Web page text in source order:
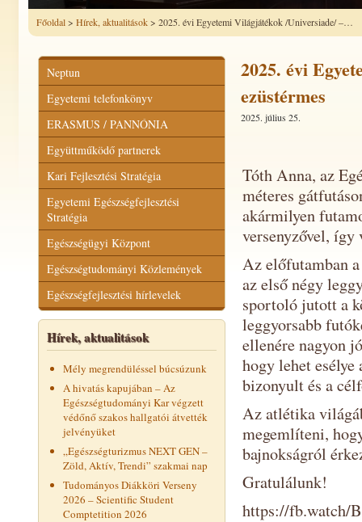
Főoldal> Hírek, aktualitások> 2025. évi Egyetemi Világjátékok /Universiade/ –…
Neptun
Egyetemi telefonkönyv
ERASMUS / PANNÓNIA
Együttműködő partnerek
Kari Fejlesztési Stratégia
Egyetemi Egészségfejlesztési
Stratégia
Egészségügyi Központ
Egészségtudományi Közlemények
Egészségfejlesztési hírlevelek
Hírek, aktualitások
Mély megrendüléssel búcsúzunk
A hivatás kapujában – Az
Egészségtudományi Kar végzett
védőnő szakos hallgatói átvették
jelvényüket
„Egészségturizmus NEXT GEN –
Zöld, Aktív, Trendi” szakmai nap
Tudományos Diákköri Verseny
2026 – Scientific Student
Comptetition 2026
2025. évi
ezüstérmes
2025. július 25.
Tóth Anna, az
méteres
akármilyen
versenyzővel,
Az előfutamban
az első négy
sportoló jutott a
leggyorsabb
ellenére nagyon
hogy lehet esélye
bizonyult és a
Az atlétika
megemlíteni,
bajnokságról
Gratulálunk!
https://fb.watch/